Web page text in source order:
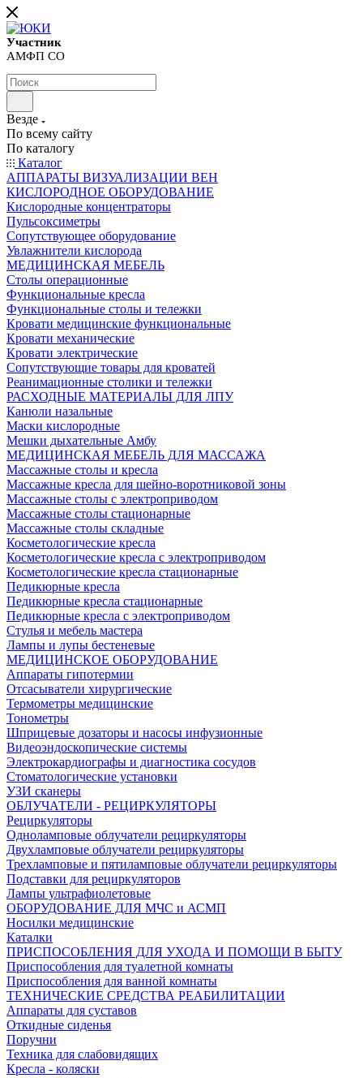
Участник
АМФП СО
Везде
По всему сайту
По каталогу
Каталог
АППАРАТЫ ВИЗУАЛИЗАЦИИ ВЕН
КИСЛОРОДНОЕ ОБОРУДОВАНИЕ
Кислородные концентраторы
Пульсоксиметры
Сопутствующее оборудование
Увлажнители кислорода
МЕДИЦИНСКАЯ МЕБЕЛЬ
Столы операционные
Функциональные кресла
Функциональные столы и тележки
Кровати медицинские функциональные
Кровати механические
Кровати электрические
Сопутствующие товары для кроватей
Реанимационные столики и тележки
РАСХОДНЫЕ МАТЕРИАЛЫ ДЛЯ ЛПУ
Канюли назальные
Маски кислородные
Мешки дыхательные Амбу
МЕДИЦИНСКАЯ МЕБЕЛЬ ДЛЯ МАССАЖА
Массажные столы и кресла
Массажные кресла для шейно-воротниковой зоны
Массажные столы с электроприводом
Массажные столы стационарные
Массажные столы складные
Косметологические кресла
Косметологические кресла с электроприводом
Косметологические кресла стационарные
Педикюрные кресла
Педикюрные кресла стационарные
Педикюрные кресла с электроприводом
Стулья и мебель мастера
Лампы и лупы бестеневые
МЕДИЦИНСКОЕ ОБОРУДОВАНИЕ
Аппараты гипотермии
Отсасыватели хирургические
Термометры медицинские
Тонометры
Шприцевые дозаторы и насосы инфузионные
Видеоэндоскопические системы
Электрокардиографы и диагностика сосудов
Стоматологические установки
УЗИ сканеры
ОБЛУЧАТЕЛИ - РЕЦИРКУЛЯТОРЫ
Рециркуляторы
Одноламповые облучатели рециркуляторы
Двухламповые облучатели рециркуляторы
Трехламповые и пятиламповые облучатели рециркуляторы
Подставки для рециркуляторов
Лампы ультрафиолетовые
ОБОРУДОВАНИЕ ДЛЯ МЧС и АСМП
Носилки медицинские
Каталки
ПРИСПОСОБЛЕНИЯ ДЛЯ УХОДА И ПОМОЩИ В БЫТУ
Приспособления для туалетной комнаты
Приспособления для ванной комнаты
ТЕХНИЧЕСКИЕ СРЕДСТВА РЕАБИЛИТАЦИИ
Аппараты для суставов
Откидные сиденья
Поручни
Техника для слабовидящих
Кресла - коляски